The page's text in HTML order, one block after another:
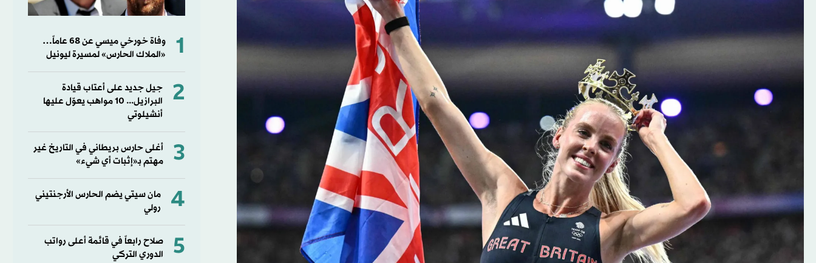
1
وفاة خورخي ميسي عن 68 عاماً…
«الملاك الحارس» لمسيرة ليونيل
2
جيل جديد على أعتاب قيادة
البرازيل... 10 مواهب يعوّل عليها
أنشيلوتي
3
أغلى حارس بريطاني في التاريخ غير
مهتم بـ«إثبات أي شيء»
4
مان سيتي يضم الحارس الأرجنتيني
رولي
5
صلاح رابعاً في قائمة أعلى رواتب
الدوري التركي